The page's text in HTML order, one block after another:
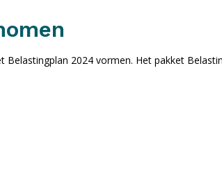
2024 vormen. Het pakket